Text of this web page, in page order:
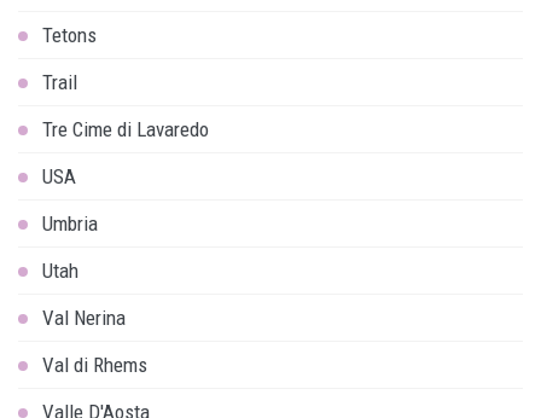
Tetons
Trail
Tre Cime di Lavaredo
USA
Umbria
Utah
Val Nerina
Val di Rhems
Valle D'Aosta